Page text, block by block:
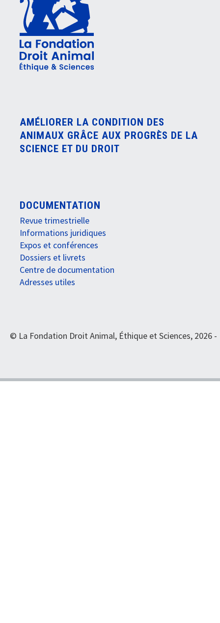
AMÉLIORER LA CONDITION DES
ANIMAUX GRÂCE AUX PROGRÈS DE LA
SCIENCE ET DU DROIT
DOCUMENTATION
Revue trimestrielle
Informations juridiques
Expos et conférences
Dossiers et livrets
Centre de documentation
Adresses utiles
© La Fondation Droit Animal, Éthique et Sciences, 2026 -